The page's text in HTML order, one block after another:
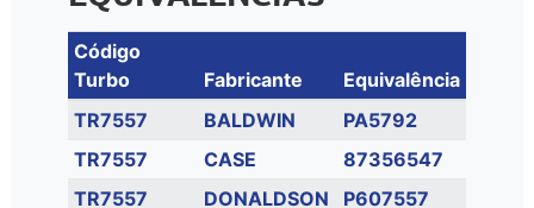
Código
Turbo
Fabricante
Equivalência
TR7557
BALDWIN
PA5792
TR7557
CASE
87356547
TR7557
DONALDSON
P607557